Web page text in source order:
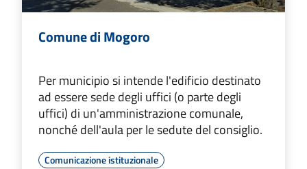
Comune di Mogoro
Per municipio si intende l'edificio destinato
ad essere sede degli uffici (o parte degli
uffici) di un'amministrazione comunale,
nonché dell'aula per le sedute del consiglio.
Comunicazione istituzionale